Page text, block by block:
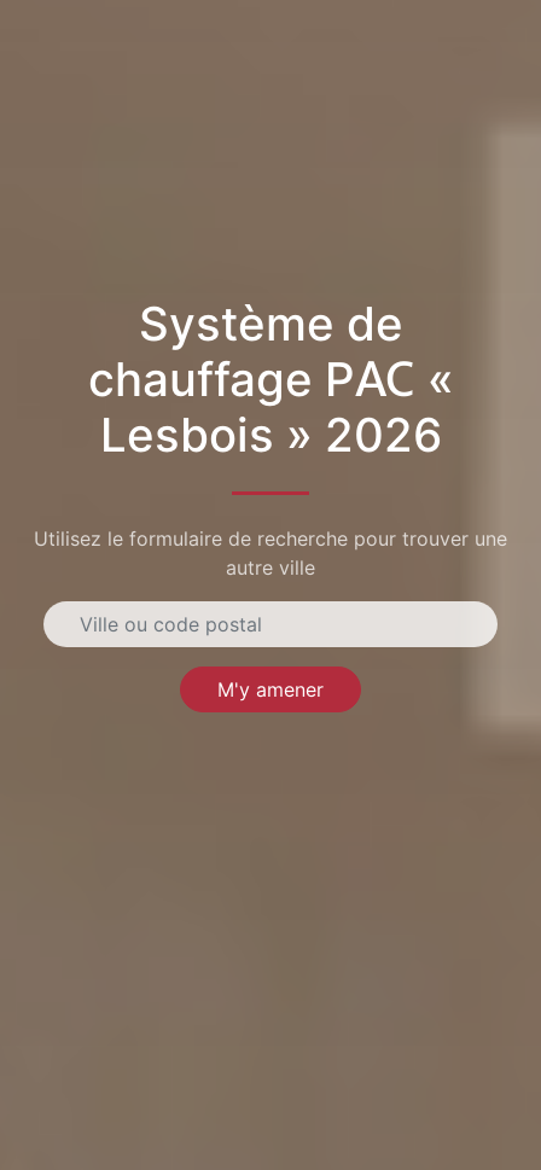
Système de
chauffage PAC «
Lesbois » 2026
Utilisez le formulaire de recherche pour trouver une
autre ville
M'y amener